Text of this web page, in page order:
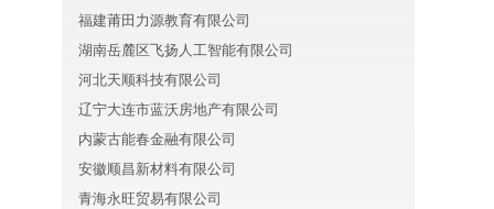
福建莆田力源教育有限公司
湖南岳麓区飞扬人工智能有限公司
河北天顺科技有限公司
辽宁大连市蓝沃房地产有限公司
内蒙古能春金融有限公司
安徽顺昌新材料有限公司
青海永旺贸易有限公司